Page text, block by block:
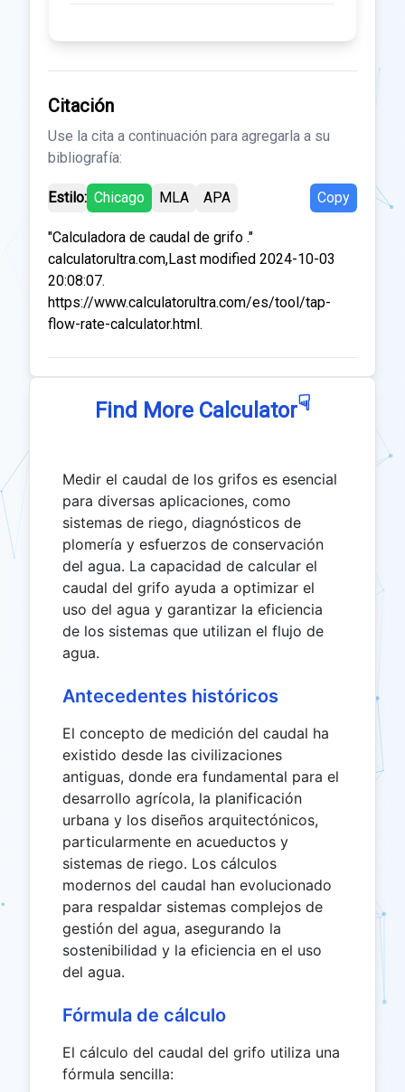
Citación
Use la cita a continuación para agregarla a su
bibliografía:
Estilo: Chicago MLA APA Copy
"Calculadora de caudal de grifo ."
calculatorultra.com,Last modified 2024-10-03
20:08:07.
https://www.calculatorultra.com/es/tool/tap-
flow-rate-calculator.html.
Find More Calculator☟
Medir el caudal de los grifos es esencial
para diversas aplicaciones, como
sistemas de riego, diagnósticos de
plomería y esfuerzos de conservación
del agua. La capacidad de calcular el
caudal del grifo ayuda a optimizar el
uso del agua y garantizar la eficiencia
de los sistemas que utilizan el flujo de
agua.
Antecedentes históricos
El concepto de medición del caudal ha
existido desde las civilizaciones
antiguas, donde era fundamental para el
desarrollo agrícola, la planificación
urbana y los diseños arquitectónicos,
particularmente en acueductos y
sistemas de riego. Los cálculos
modernos del caudal han evolucionado
para respaldar sistemas complejos de
gestión del agua, asegurando la
sostenibilidad y la eficiencia en el uso
del agua.
Fórmula de cálculo
El cálculo del caudal del grifo utiliza una
fórmula sencilla: